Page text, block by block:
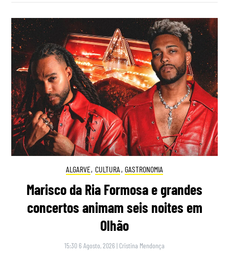
ALGARVE, CULTURA , GASTRONOMIA
Marisco da Ria Formosa e grandes
concertos animam seis noites em
Olhão
15:30 6 Agosto, 2026 | Cristina Mendonça